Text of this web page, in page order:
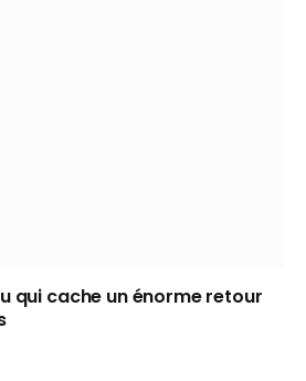
qui cache un énorme retour